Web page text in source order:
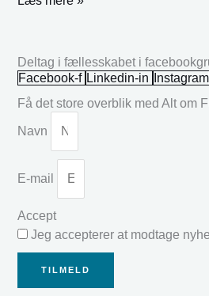
Deltag i fællesskabet i
Facebook-f Linkedin-in
Instagram
Få det store overblik med Alt om
Navn
E-mail
Accept
Jeg accepterer at modtage
TILMELD